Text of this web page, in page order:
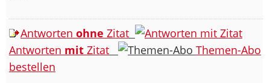
Antworten ohne Zitat
Antworten mit Zitat
Themen-Abo
bestellen